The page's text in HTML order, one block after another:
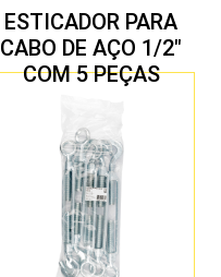
ESTICADOR PARA
CABO DE AÇO 1/2″
COM 5 PEÇAS